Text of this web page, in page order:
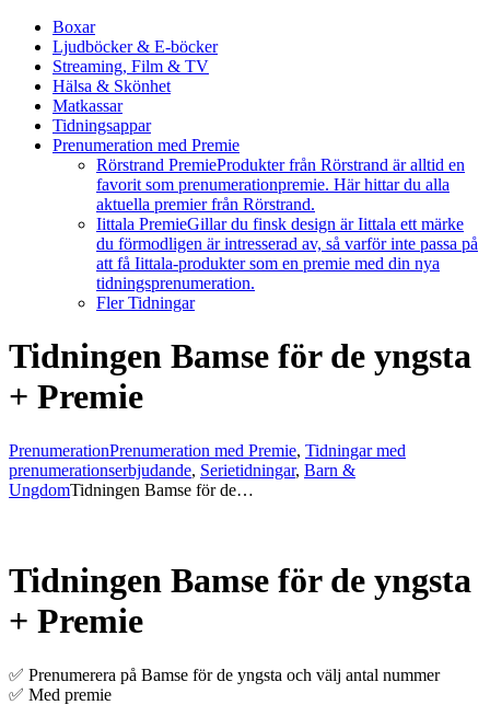
Boxar
Ljudböcker & E-böcker
Streaming, Film & TV
Hälsa & Skönhet
Matkassar
Tidningsappar
Prenumeration med Premie
Rörstrand PremieProdukter från Rörstrand är alltid en
favorit som prenumerationpremie. Här hittar du alla
aktuella premier från Rörstrand.
Iittala PremieGillar du finsk design är Iittala ett märke
du förmodligen är intresserad av, så varför inte passa på
att få Iittala-produkter som en premie med din nya
tidningsprenumeration.
Fler Tidningar
Tidningen Bamse för de yngsta
+ Premie
PrenumerationPrenumeration med Premie, Tidningar med
prenumerationserbjudande, Serietidningar, Barn &
UngdomTidningen Bamse för de…
Tidningen Bamse för de yngsta
+ Premie
✅ Prenumerera på Bamse för de yngsta och välj antal nummer
✅ Med premie